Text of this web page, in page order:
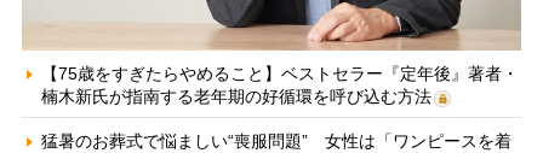
【75歳をすぎたらやめること】ベストセラー『定年後』著者・
楠木新氏が指南する老年期の好循環を呼び込む方法
猛暑のお葬式で悩ましい“喪服問題” 女性は「ワンピースを着